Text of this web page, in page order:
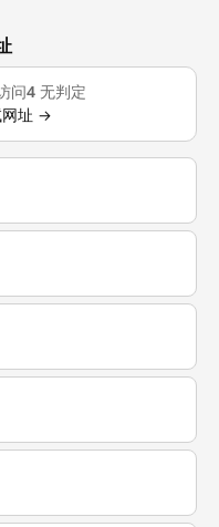
问4 无判定
网址 →